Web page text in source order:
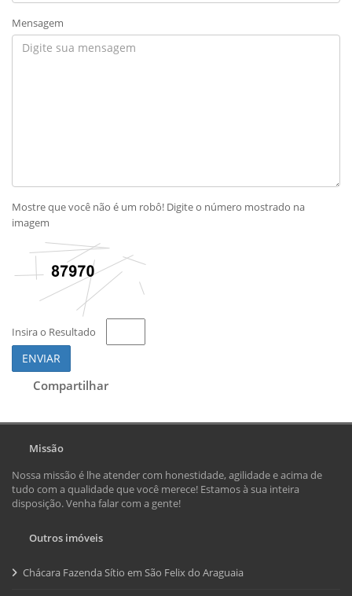
Mensagem
Mostre que você não é um robô! Digite o número mostrado na
imagem
Insira o Resultado
ENVIAR
Compartilhar
Missão
Nossa missão é lhe atender com honestidade, agilidade e acima de
tudo com a qualidade que você merece! Estamos à sua inteira
disposição. Venha falar com a gente!
Outros imóveis
Chácara Fazenda Sítio em São Felix do Araguaia